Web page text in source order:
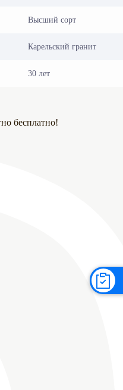
Высший сорт
Карельский гранит
30 лет
бесплатно!